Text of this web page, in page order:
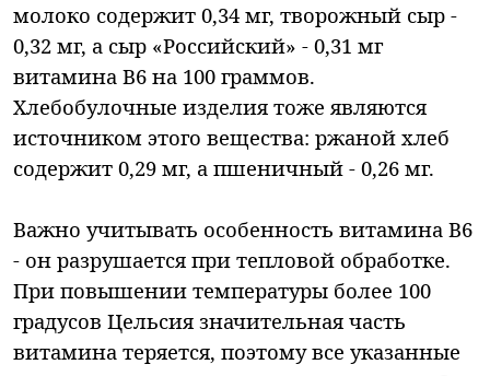
молоко содержит 0,34 мг, творожный сыр -
0,32 мг, а сыр «Российский» - 0,31 мг
витамина В6 на 100 граммов.
Хлебобулочные изделия тоже являются
источником этого вещества: ржаной хлеб
содержит 0,29 мг, а пшеничный - 0,26 мг.
Важно учитывать особенность витамина В6
- он разрушается при тепловой обработке.
При повышении температуры более 100
градусов Цельсия значительная часть
витамина теряется, поэтому все указанные